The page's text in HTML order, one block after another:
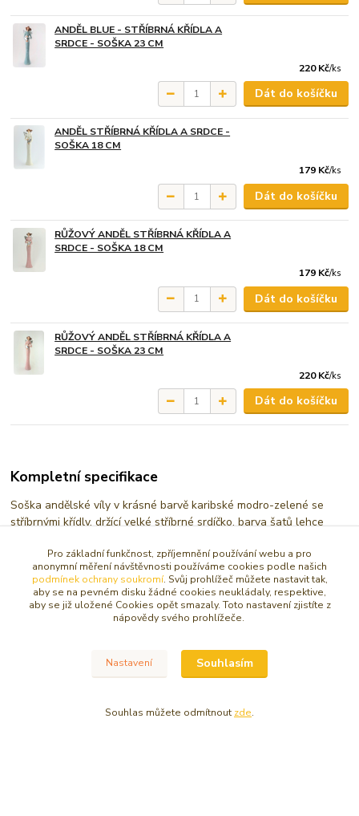
ANDĚL BLUE - STŘÍBRNÁ KŘÍDLA A
SRDCE - SOŠKA 23 CM
220 Kč/ks
Dát do košíčku
ANDĚL STŘÍBRNÁ KŘÍDLA A SRDCE -
SOŠKA 18 CM
179 Kč/ks
Dát do košíčku
RŮŽOVÝ ANDĚL STŘÍBRNÁ KŘÍDLA A
SRDCE - SOŠKA 18 CM
179 Kč/ks
Dát do košíčku
RŮŽOVÝ ANDĚL STŘÍBRNÁ KŘÍDLA A
SRDCE - SOŠKA 23 CM
220 Kč/ks
Dát do košíčku
Kompletní specifikace
Soška andělské víly v krásné barvě karibské modro-zelené se
stříbrnými křídly, držící velké stříbrné srdíčko, barva šatů lehce
Výška 28 cm, materiál polystone, dekorováno
Všechny sošky andělů dodáváme dárkově balené
Zboží zařazeno v kategoriích
SOŠKY, RELIÉFY ANDĚL
Větší anděl 15 -30 cm
Pro základní funkčnost, zpříjemnění používání webu a pro
anonymní měření návštěvnosti používáme cookies podle našich
podmínek ochrany soukromí. Svůj prohlížeč můžete nastavit tak,
aby se na pevném disku žádné cookies neukládaly, respektive,
aby se již uložené Cookies opět smazaly. Toto nastavení zjistíte z
nápovědy svého prohlížeče.
Nastavení Souhlasím
Souhlas můžete odmítnout zde.